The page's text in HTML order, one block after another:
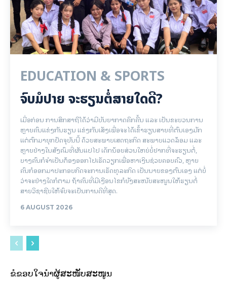
EDUCATION & SPORTS
ຈົບມໍປາຍ ຈະຮຽນຕໍ່ສາຍໃດດີ?
ເມື່ອກ່ອນ ການສຶກສາຖືໄດ້ວ່າມີບັນຍາກາດຄຶກຄື້ນ ແລະ ເປັນຂະບວນການ
ຫຼາຍຄົນແຂ່ງກັນຮຽນ ແຂ່ງກັນເສັງເພື່ອຈະໄດ້ເຂົ້າຮຽນສາຍທີ່ຕົນເອງມັກ
ແຕ່ຕົກມາຍຸກປັດຈຸບັນນີ້ ດ້ວຍສະພາບເສດຖະກິດ ສະພາບແວດລ້ອມ ແລະ
ຫຼາຍຢ່າງໃນສັງຄົມທີ່ຜັນແປໄປ ເດັກນ້ອຍສ່ວນໃຫຍ່ບໍ່ຢາກທີ່ຈະຮຽນຕໍ່,
ບາງຄົນກໍຈຳເປັນຕ້ອງອອກໄປເຮັດວຽກເພື່ອຫາເງິນຊ່ວຍຄອບຄົວ, ຫຼາຍ
ຄົນກໍອອກມາປະກອບກິດຈະການເຮັດທຸລະກິດ ເປັນນາຍຂອງຕົນເອງ ແຕ່ບໍ່
ວ່າຈະຢ່າງໃດກໍຕາມ ຖ້າຄົນທີ່ມີເງືອນໄຂກໍຍັງສະໜັບສະໜູນໃຫ້ຮຽນຕໍ່
ສາຍວິຊາຊີບໃຫ້ຈົບຈະເປັນການດີທີ່ສຸດ.
6 AUGUST 2026
ຂໍຂອບໃຈນຳຜູ້ສະໜັບສະໜູນ